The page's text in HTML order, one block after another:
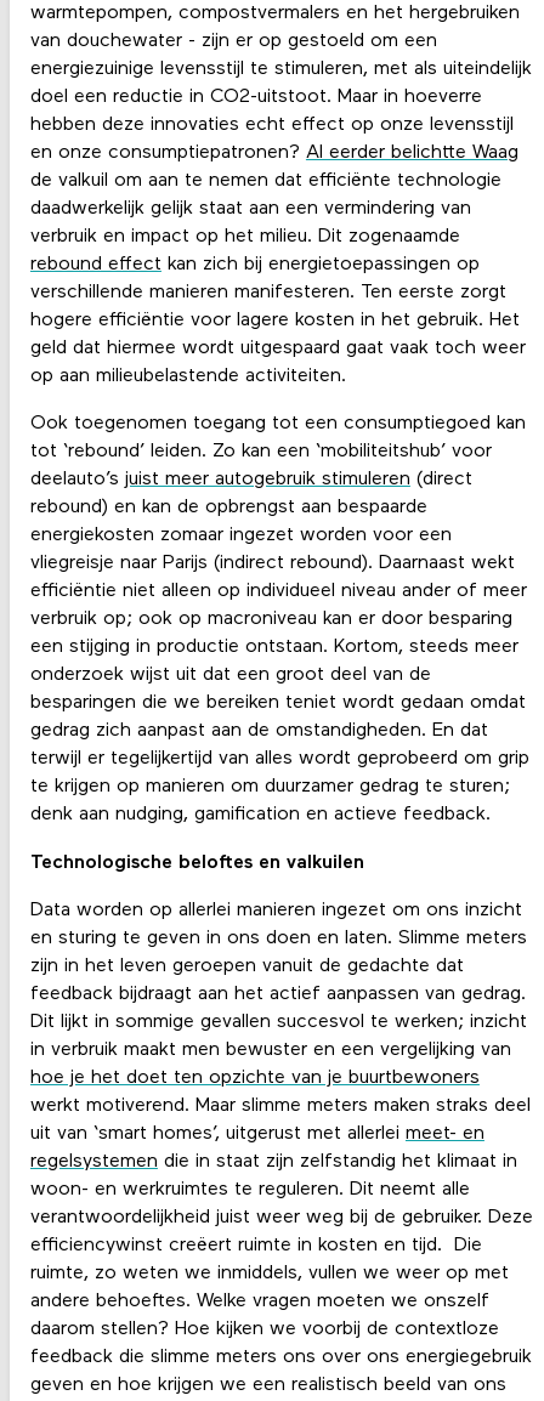
warmtepompen, compostvermalers en het hergebruiken
van douchewater - zijn er op gestoeld om een
energiezuinige levensstijl te stimuleren, met als uiteindelijk
doel een reductie in CO2-uitstoot. Maar in hoeverre
hebben deze innovaties echt effect op onze levensstijl
en onze consumptiepatronen? Al eerder belichtte Waag
de valkuil om aan te nemen dat efficiënte technologie
daadwerkelijk gelijk staat aan een vermindering van
verbruik en impact op het milieu. Dit zogenaamde
rebound effect kan zich bij energietoepassingen op
verschillende manieren manifesteren. Ten eerste zorgt
hogere efficiëntie voor lagere kosten in het gebruik. Het
geld dat hiermee wordt uitgespaard gaat vaak toch weer
op aan milieubelastende activiteiten.
Ook toegenomen toegang tot een consumptiegoed kan
tot ‘rebound’ leiden. Zo kan een ‘mobiliteitshub’ voor
deelauto’s juist meer autogebruik stimuleren (direct
rebound) en kan de opbrengst aan bespaarde
energiekosten zomaar ingezet worden voor een
vliegreisje naar Parijs (indirect rebound). Daarnaast wekt
efficiëntie niet alleen op individueel niveau ander of meer
verbruik op; ook op macroniveau kan er door besparing
een stijging in productie ontstaan. Kortom, steeds meer
onderzoek wijst uit dat een groot deel van de
besparingen die we bereiken teniet wordt gedaan omdat
gedrag zich aanpast aan de omstandigheden. En dat
terwijl er tegelijkertijd van alles wordt geprobeerd om grip
te krijgen op manieren om duurzamer gedrag te sturen;
denk aan nudging, gamification en actieve feedback.
Technologische beloftes en valkuilen
Data worden op allerlei manieren ingezet om ons inzicht
en sturing te geven in ons doen en laten. Slimme meters
zijn in het leven geroepen vanuit de gedachte dat
feedback bijdraagt aan het actief aanpassen van gedrag.
Dit lijkt in sommige gevallen succesvol te werken; inzicht
in verbruik maakt men bewuster en een vergelijking van
hoe je het doet ten opzichte van je buurtbewoners
werkt motiverend. Maar slimme meters maken straks deel
uit van ‘smart homes’, uitgerust met allerlei meet- en
regelsystemen die in staat zijn zelfstandig het klimaat in
woon- en werkruimtes te reguleren. Dit neemt alle
verantwoordelijkheid juist weer weg bij de gebruiker. Deze
efficiencywinst creëert ruimte in kosten en tijd. Die
ruimte, zo weten we inmiddels, vullen we weer op met
andere behoeftes. Welke vragen moeten we onszelf
daarom stellen? Hoe kijken we voorbij de contextloze
feedback die slimme meters ons over ons energiegebruik
geven en hoe krijgen we een realistisch beeld van ons